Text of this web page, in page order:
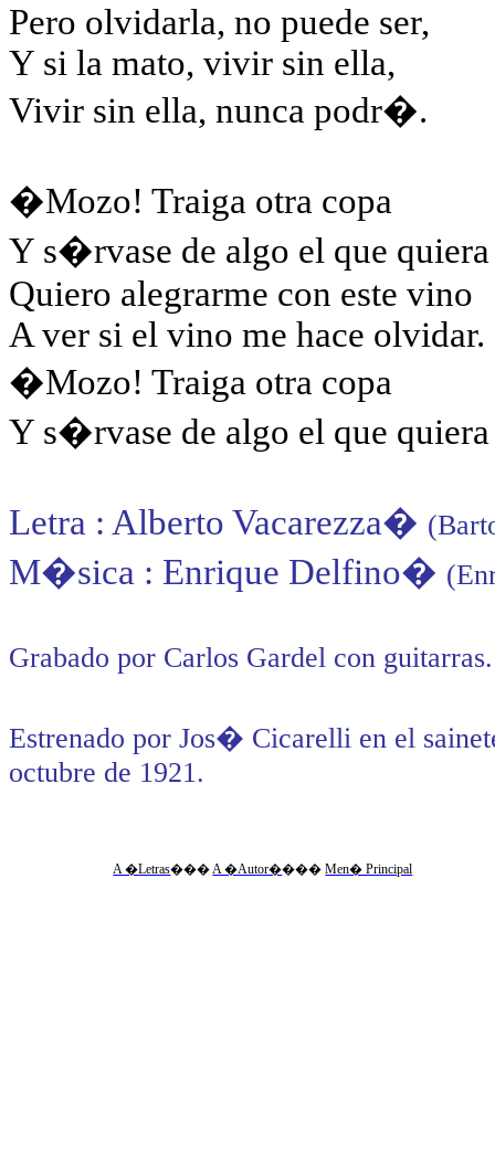
Pero olvidarla, no puede ser,
Y si la mato, vivir sin ella,
Vivir sin ella, nunca podr�.
�Mozo! Traiga otra copa
Y s�rvase de algo el que
Quiero alegrarme con este vino
A ver si el vino me hace olvidar.
�Mozo! Traiga otra copa
Y s�rvase de algo el que
Letra : Alberto Vacarezza�
M�sica : Enrique Delfino�
Grabado por Carlos Gardel con
Estrenado por Jos� Cicarelli en el
octubre de 1921.
A �Letras���A �Autor����Men� Principal